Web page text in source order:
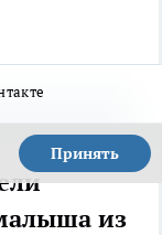
Принять
из